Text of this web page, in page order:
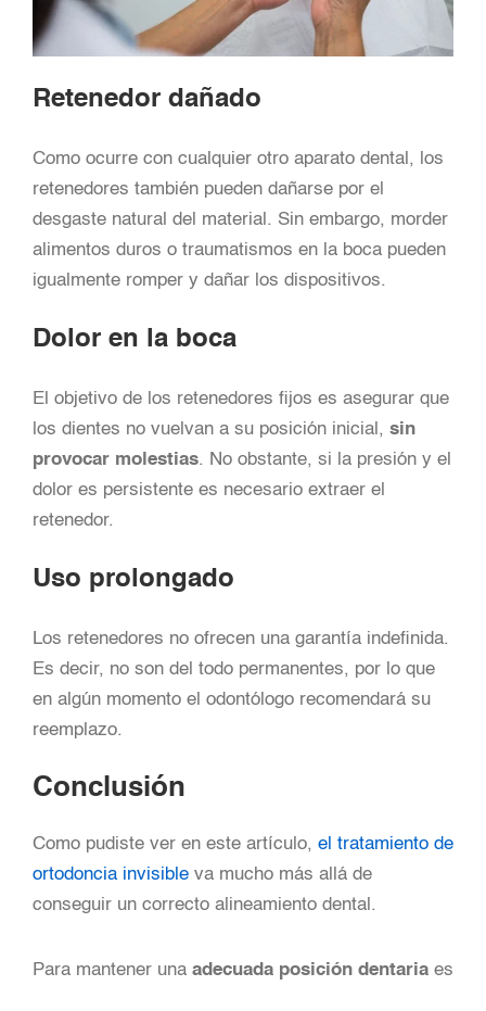
Retenedor dañado
Como ocurre con cualquier otro aparato dental, los
retenedores también pueden dañarse por el
desgaste natural del material. Sin embargo, morder
alimentos duros o traumatismos en la boca pueden
igualmente romper y dañar los dispositivos.
Dolor en la boca
El objetivo de los retenedores fijos es asegurar que
los dientes no vuelvan a su posición inicial, sin
provocar molestias. No obstante, si la presión y el
dolor es persistente es necesario extraer el
retenedor.
Uso prolongado
Los retenedores no ofrecen una garantía indefinida.
Es decir, no son del todo permanentes, por lo que
en algún momento el odontólogo recomendará su
reemplazo.
Conclusión
Como pudiste ver en este artículo, el tratamiento de
ortodoncia invisible va mucho más allá de
conseguir un correcto alineamiento dental.
Para mantener una adecuada posición dentaria es